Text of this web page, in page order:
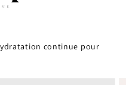
continue pour